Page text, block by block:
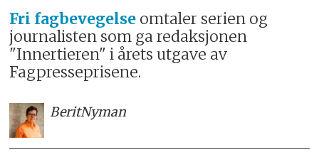
Fri fagbevegelse omtaler serien og
journalisten som ga redaksjonen
"Innertieren" i årets utgave av
Fagpresseprisene.
BeritNyman